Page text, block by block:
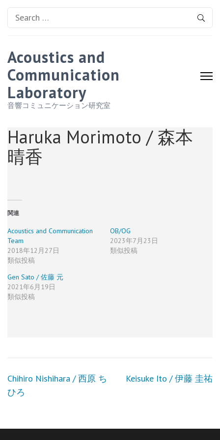
Search
for:
Acoustics and
Communication
Laboratory
音響コミュニケーション研究室
Haruka Morimoto / 森本
晴香
関連
Acoustics and Communication
Team
2018年12月27日
類似投稿
OB/OG
2023年7月23日
類似投稿
Gen Sato / 佐藤 元
2021年6月19日
類似投稿
投
稿
ゲ
Chihiro Nishihara / 西原 ち
ひろ
Keisuke Ito / 伊藤 圭祐